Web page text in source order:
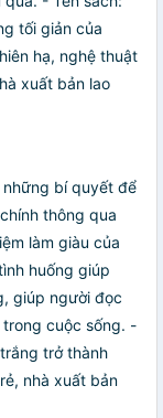
tối giản của
hạ, nghệ thuật
xuất bản lao
bí quyết để
thông qua
làm giàu của
huống giúp
giúp người đọc
cuộc sống. -
trở thành
nhà xuất bản